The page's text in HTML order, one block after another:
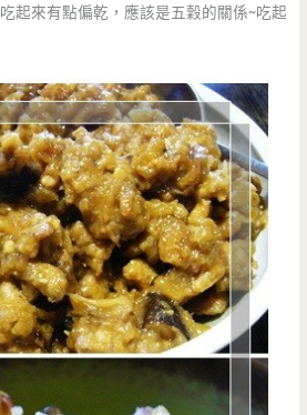
起來有點偏乾，應該是五穀的關係~吃起